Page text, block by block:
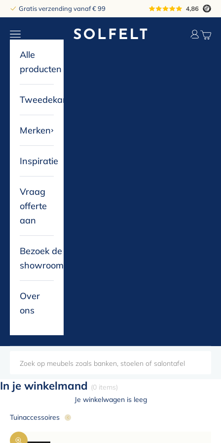
Naar inhoudGratis verzending vanaf € 99
solfelt
Navigatiemenu openen
Alle
producten
Tweedekans
Merken
Inspiratie
Vraag
offerte
aan
Bezoek de
showroom
Over
ons
In je winkelmand (0 items)
Je winkelwagen is leeg
Tuinaccessoires